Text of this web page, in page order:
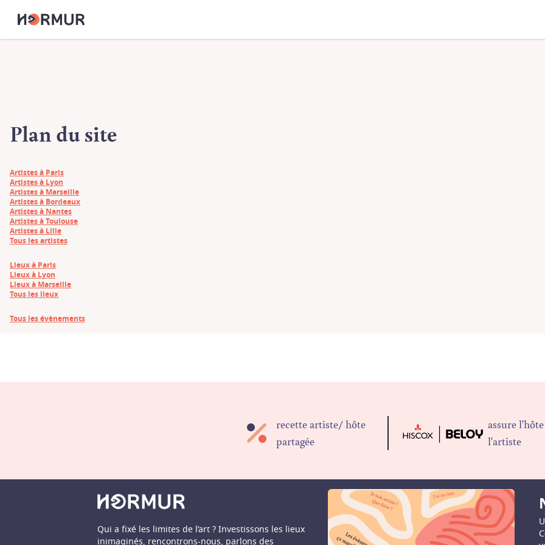
Plan du site
Artistes à Paris
Artistes à Lyon
Artistes à Marseille
Artistes à Bordeaux
Artistes à Nantes
Artistes à Toulouse
Artistes à Lille
Tous les artistes
Lieux à Paris
Lieux à Lyon
Lieux à Marseille
Tous les lieux
Tous les évènements
recette artiste/ hôte
partagée
assure
l'artiste
Qui a fixé les limites de l’art ? Investissons les lieux
inimaginés, rencontrons-nous, parlons des